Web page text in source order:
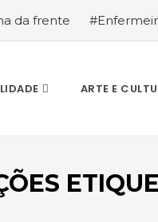
da frente
ARTE E